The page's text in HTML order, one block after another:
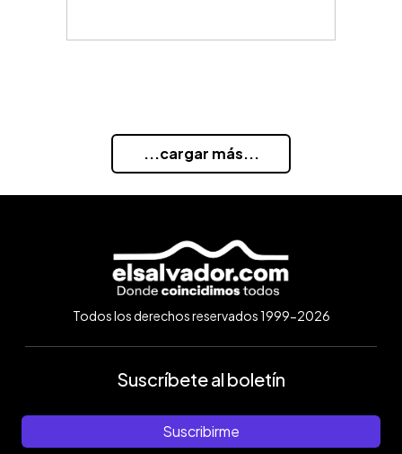
...cargar más...
Todos los derechos reservados 1999-2026
Suscríbete al boletín
Suscribirme